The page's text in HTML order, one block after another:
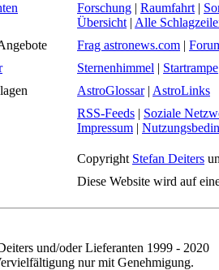
Forschung | Raumfahrt |
Übersicht | Alle
Frag astronews.com |
Sternenhimmel | Startrampe
AstroGlossar| AstroLinks
RSS-Feeds | Soziale
Impressum |
Copyright Stefan Deiters
Diese Website wird auf
und/oder Lieferanten 1999 - 2020
nur mit Genehmigung.